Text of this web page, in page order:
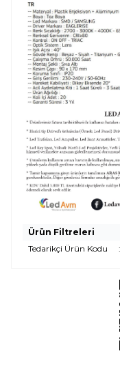
Ürün Filtreleri
Tedarikçi Ürün Kodu
: